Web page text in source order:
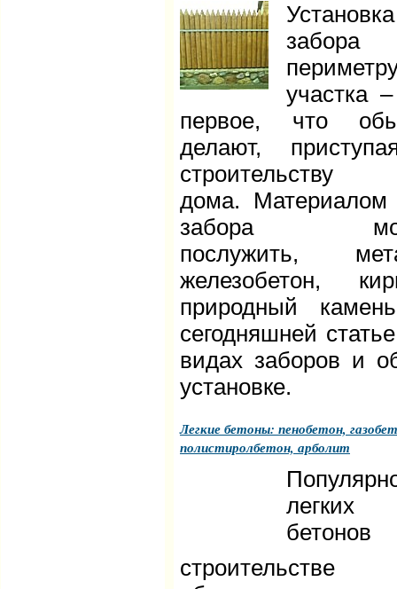
Установка
участка
первое, что
делают,
строительству
дома. Материалом
забора
послужить,
железобетон,
природный
сегодняшней
видах заборов и
установке.
Легкие бетоны: пенобетон,
полистиролбетон, арболит
легких
строительстве